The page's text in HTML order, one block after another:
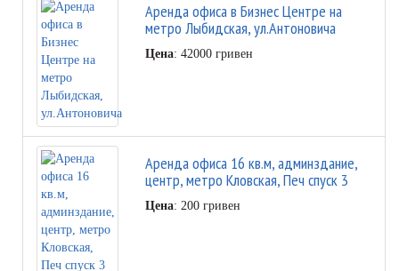
Аренда офиса в Бизнес Центре на
метро Лыбидская, ул.Антоновича
Цена: 42000 гривен
Аренда офиса 16 кв.м, админздание,
центр, метро Кловская, Печ спуск 3
Цена: 200 гривен